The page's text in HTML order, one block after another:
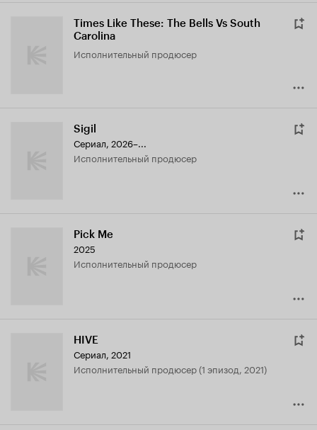
Times Like These: The Bells Vs South
Carolina
исполнительный продюсер
Sigil
Сериал, 2026–...
исполнительный продюсер
Pick Me
2025
исполнительный продюсер
HIVE
Сериал, 2021
исполнительный продюсер (1 эпизод, 2021)